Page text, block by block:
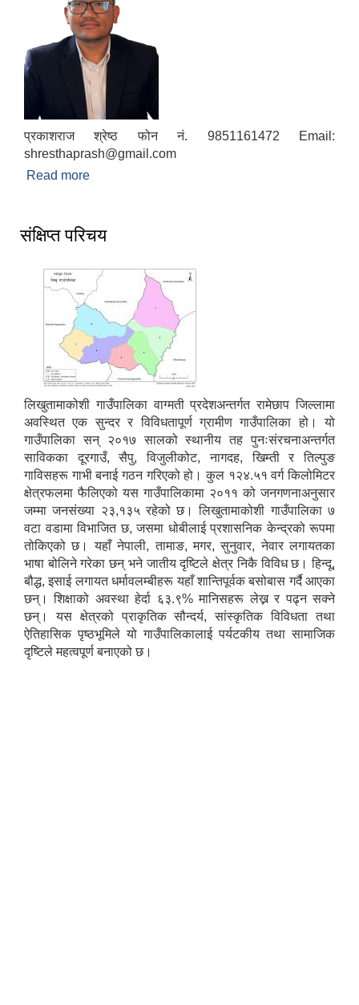
प्रकाशराज श्रेष्ठ फोन नं. 9851161472 Email:
shresthaprash@gmail.com
Read more
संक्षिप्त परिचय
लिखुतामाकोशी गाउँपालिका वाग्मती प्रदेशअन्तर्गत रामेछाप जिल्लामा
अवस्थित एक सुन्दर र विविधतापूर्ण ग्रामीण गाउँपालिका हो। यो
गाउँपालिका सन् २०१७ सालको स्थानीय तह पुनःसंरचनाअन्तर्गत
साविकका दूरगाउँ, सैपु, विजुलीकोट, नागदह, खिम्ती र तिल्पुङ
गाविसहरू गाभी बनाई गठन गरिएको हो। कुल १२४.५१ वर्ग किलोमिटर
क्षेत्रफलमा फैलिएको यस गाउँपालिकामा २०११ को जनगणनाअनुसार
जम्मा जनसंख्या २३,१३५ रहेको छ। लिखुतामाकोशी गाउँपालिका ७
वटा वडामा विभाजित छ, जसमा धोबीलाई प्रशासनिक केन्द्रको रूपमा
तोकिएको छ। यहाँ नेपाली, तामाङ, मगर, सुनुवार, नेवार लगायतका
भाषा बोलिने गरेका छन् भने जातीय दृष्टिले क्षेत्र निकै विविध छ। हिन्दू,
बौद्ध, इसाई लगायत धर्मावलम्बीहरू यहाँ शान्तिपूर्वक बसोबास गर्दै आएका
छन्। शिक्षाको अवस्था हेर्दा ६३.९% मानिसहरू लेख्न र पढ्न सक्ने
छन्। यस क्षेत्रको प्राकृतिक सौन्दर्य, सांस्कृतिक विविधता तथा
ऐतिहासिक पृष्ठभूमिले यो गाउँपालिकालाई पर्यटकीय तथा सामाजिक
दृष्टिले महत्वपूर्ण बनाएको छ।